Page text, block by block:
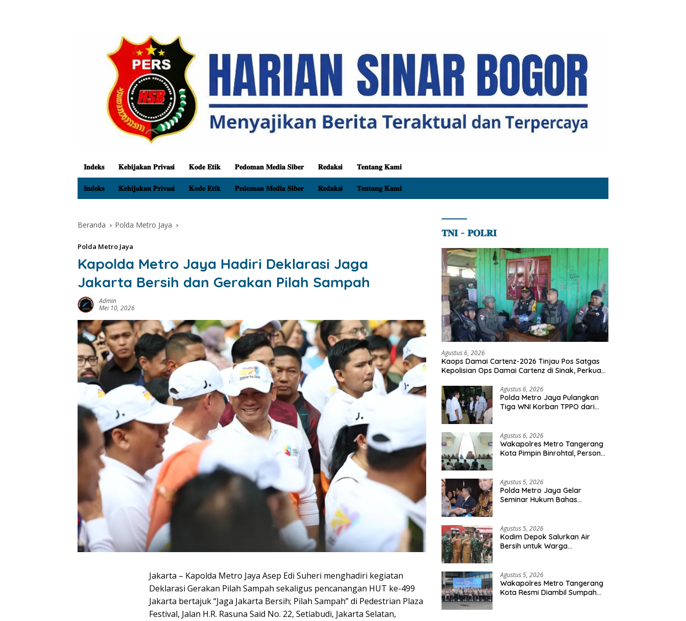
𝐈𝐧𝐝𝐞𝐤𝐬 𝐊𝐞𝐛𝐢𝐣𝐚𝐤𝐚𝐧 𝐏𝐫𝐢𝐯𝐚𝐬𝐢 𝐊𝐨𝐝𝐞 𝐄𝐭𝐢𝐤 𝐏𝐞𝐝𝐨𝐦𝐚𝐧 𝐌𝐞𝐝𝐢𝐚 𝐒𝐢𝐛𝐞𝐫 𝐑𝐞𝐝𝐚𝐤𝐬𝐢 𝐓𝐞𝐧𝐭𝐚𝐧𝐠 𝐊𝐚𝐦𝐢
𝐈𝐧𝐝𝐞𝐤𝐬 𝐊𝐞𝐛𝐢𝐣𝐚𝐤𝐚𝐧 𝐏𝐫𝐢𝐯𝐚𝐬𝐢 𝐊𝐨𝐝𝐞 𝐄𝐭𝐢𝐤 𝐏𝐞𝐝𝐨𝐦𝐚𝐧 𝐌𝐞𝐝𝐢𝐚 𝐒𝐢𝐛𝐞𝐫 𝐑𝐞𝐝𝐚𝐤𝐬𝐢 𝐓𝐞𝐧𝐭𝐚𝐧𝐠 𝐊𝐚𝐦𝐢
Beranda Polda Metro Jaya
Polda Metro Jaya
Kapolda Metro Jaya Hadiri Deklarasi Jaga
Jakarta Bersih dan Gerakan Pilah Sampah
Admin
Mei 10, 2026
Jakarta – Kapolda Metro Jaya Asep Edi Suheri menghadiri kegiatan
Deklarasi Gerakan Pilah Sampah sekaligus pencanangan HUT ke-499
Jakarta bertajuk “Jaga Jakarta Bersih; Pilah Sampah” di Pedestrian Plaza
Festival, Jalan H.R. Rasuna Said No. 22, Setiabudi, Jakarta Selatan,
𝐓𝐍𝐈 – 𝐏𝐎𝐋𝐑𝐈
Agustus 6, 2026
Kaops Damai Cartenz-2026 Tinjau Pos Satgas
Kepolisian Ops Damai Cartenz di Sinak, Perkuat
Agustus 6, 2026
Polda Metro Jaya Pulangkan
Tiga WNI Korban TPPO dari
Agustus 6, 2026
Wakapolres Metro Tangerang
Kota Pimpin Binrohtal, Personel
Agustus 5, 2026
Polda Metro Jaya Gelar
Seminar Hukum Bahas
Agustus 5, 2026
Kodim Depok Salurkan Air
Bersih untuk Warga
Agustus 5, 2026
Wakapolres Metro Tangerang
Kota Resmi Diambil Sumpah